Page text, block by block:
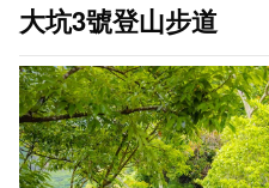
大坑3號登山步道